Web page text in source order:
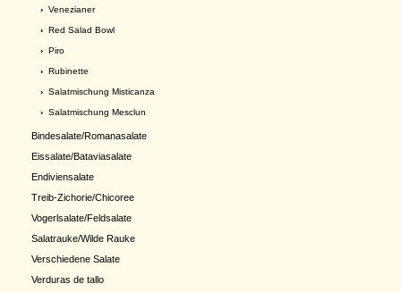
› Venezianer
› Red Salad Bowl
› Piro
› Rubinette
› Salatmischung Misticanza
› Salatmischung Mesclun
Bindesalate/Romanasalate
Eissalate/Bataviasalate
Endiviensalate
Treib-Zichorie/Chicoree
Vogerlsalate/Feldsalate
Salatrauke/Wilde Rauke
Verschiedene Salate
Verduras de tallo